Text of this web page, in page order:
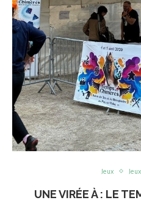
Jeux
UNE VIRÉE À : LE